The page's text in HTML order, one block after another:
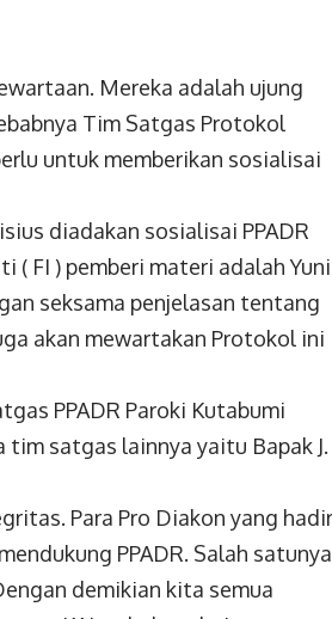
Mereka adalah ujung
Tim Satgas Protokol
untuk memberikan sosialisai
diadakan sosialisai PPADR
( FI ) pemberi materi adalah Yuni
seksama penjelasan tentang
akan mewartakan Protokol ini
PPADR Paroki Kutabumi
satgas lainnya yaitu Bapak J.
Para Pro Diakon yang hadir
PPADR. Salah satunya
demikian kita semua